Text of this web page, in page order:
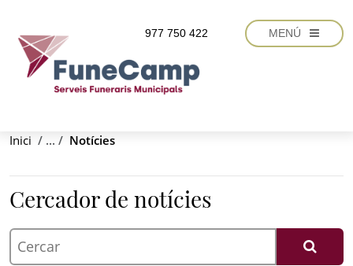
977 750 422 MENÚ
Inici Notícies
Cercador de notícies